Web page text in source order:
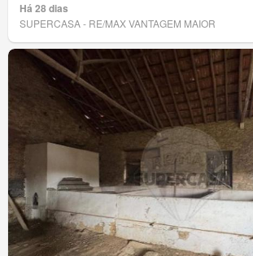
Há 28 dias
SUPERCASA - RE/MAX VANTAGEM MAIOR